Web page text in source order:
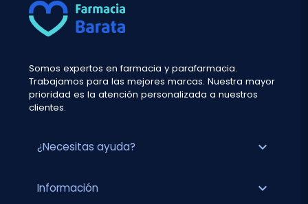
Somos expertos en farmacia y parafarmacia.
Trabajamos para las mejores marcas. Nuestra mayor
prioridad es la atención personalizada a nuestros
clientes.
¿Necesitas ayuda? expand_more
Información expand_more